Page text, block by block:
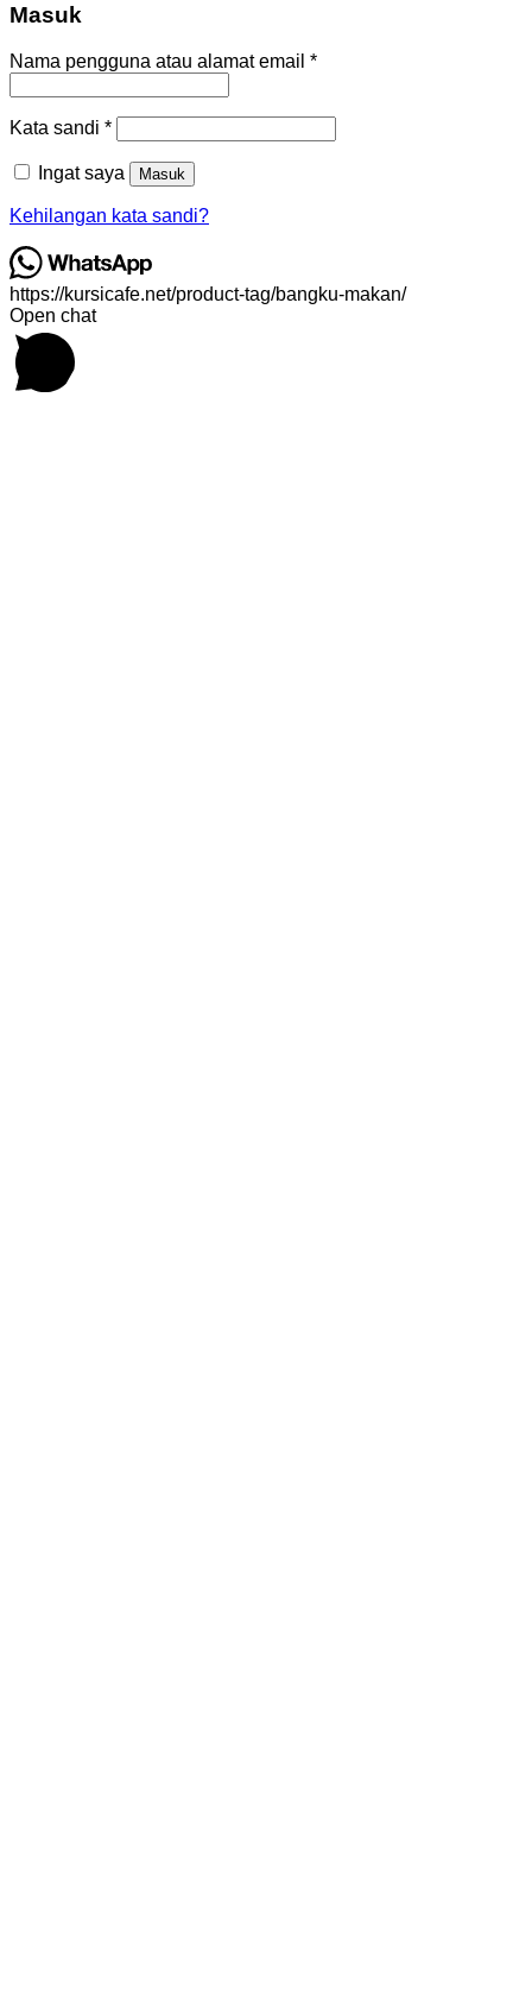
Masuk
Nama pengguna atau alamat email *Wajib
Kata sandi *Wajib
Ingat saya Masuk
Kehilangan kata sandi?
https://kursicafe.net/product-tag/bangku-makan/
Open chat